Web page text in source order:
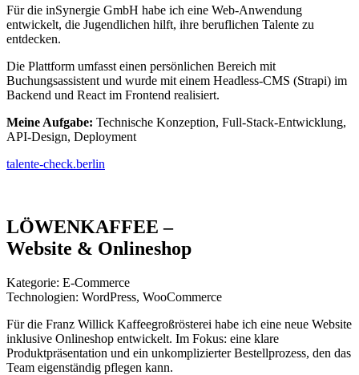
Für die inSynergie GmbH habe ich eine Web-Anwendung
entwickelt, die Jugendlichen hilft, ihre beruflichen Talente zu
entdecken.
Die Plattform umfasst einen persönlichen Bereich mit
Buchungsassistent und wurde mit einem Headless-CMS (Strapi) im
Backend und React im Frontend realisiert.
Meine Aufgabe: Technische Konzeption, Full-Stack-Entwicklung,
API-Design, Deployment
talente-check.berlin
LÖWENKAFFEE –
Website & Onlineshop
Kategorie: E-Commerce
Technologien: WordPress, WooCommerce
Für die Franz Willick Kaffeegroßrösterei habe ich eine neue Website
inklusive Onlineshop entwickelt. Im Fokus: eine klare
Produktpräsentation und ein unkomplizierter Bestellprozess, den das
Team eigenständig pflegen kann.